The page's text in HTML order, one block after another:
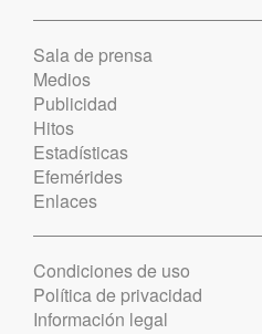
Sala de prensa
Medios
Publicidad
Hitos
Estadísticas
Efemérides
Enlaces
Condiciones de uso
Política de privacidad
Información legal